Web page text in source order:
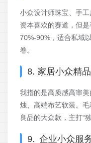
小众设计师珠宝、手
资本喜欢的赛道，但
70%-90%，适合私域
卷。
8. 家居小众精品
我指的是高质感高审
烛、高端布艺软装。
良品的大众款，主打“
9. 企业小众服